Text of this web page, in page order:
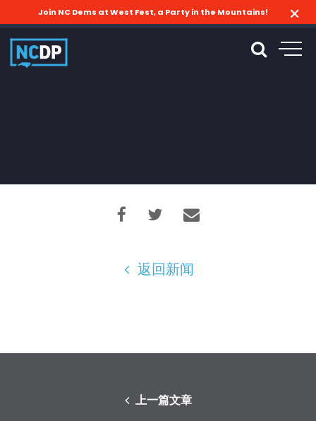
Join NC Dems at West Fest, a Party in the Mountains!
返回新闻
上一篇文章